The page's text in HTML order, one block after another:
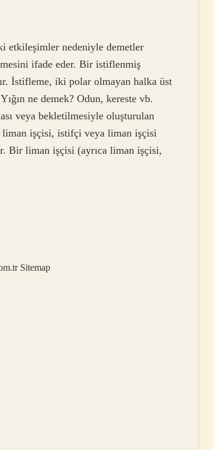
etkileşimler nedeniyle demetler
ifade eder. Bir istiflenmiş
İstifleme, iki polar olmayan halka üst
ne demek? Odun, kereste vb.
veya bekletilmesiyle oluşturulan
liman işçisi, istifçi veya liman işçisi
Bir liman işçisi (ayrıca liman işçisi,
Sitemap